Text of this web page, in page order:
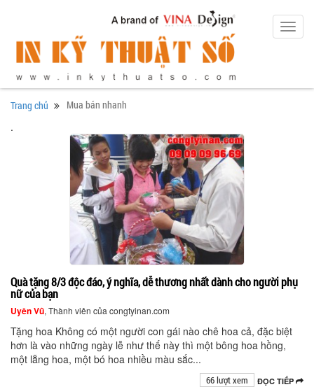
Trang chủ Mua bán nhanh
.
Quà tặng 8/3 độc đáo, ý nghĩa, dễ thương nhất dành cho người phụ
nữ của bạn
Uyên Vũ, Thành viên của congtyinan.com
Tặng hoa Không có một người con gái nào chê hoa cả, đặc biệt
hơn là vào những ngày lễ như thế này thì một bông hoa hồng,
một lẵng hoa, một bó hoa nhiều màu sắc...
ĐỌC TIẾP
66 lượt xem